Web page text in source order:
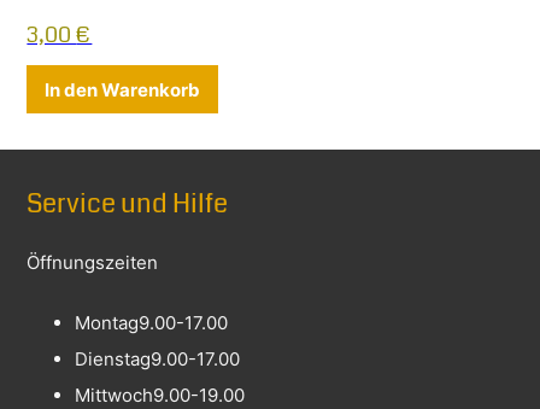
3,00€
In den Warenkorb
Service und Hilfe
Öffnungszeiten
Montag9.00-17.00
Dienstag9.00-17.00
Mittwoch9.00-19.00